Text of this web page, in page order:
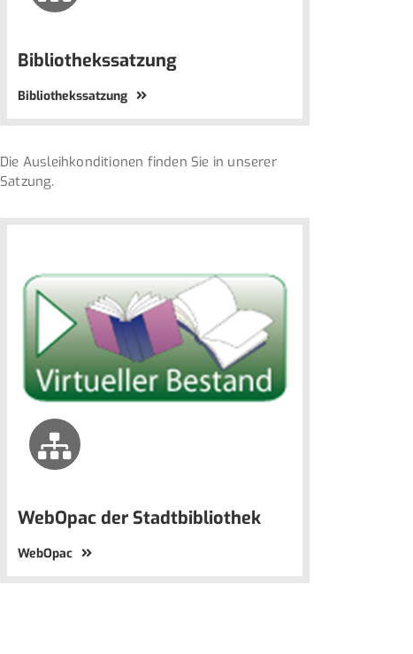
Bibliothekssatzung
Bibliothekssatzung
Die Ausleihkonditionen finden Sie in unserer
Satzung.
WebOpac der Stadtbibliothek
WebOpac